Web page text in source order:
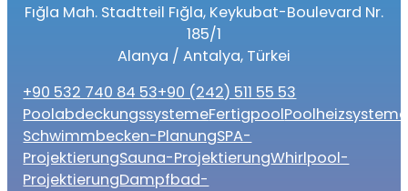
Fığla Mah. Stadtteil Fığla, Keykubat-Boulevard Nr.
185/1
Alanya / Antalya, Türkei
+90 532 740 84 53+90 (242) 511 55 53
PoolabdeckungssystemeFertigpoolPoolheizsysteme
Schwimmbecken-PlanungSPA-
ProjektierungSauna-ProjektierungWhirlpool-
ProjektierungDampfbad-